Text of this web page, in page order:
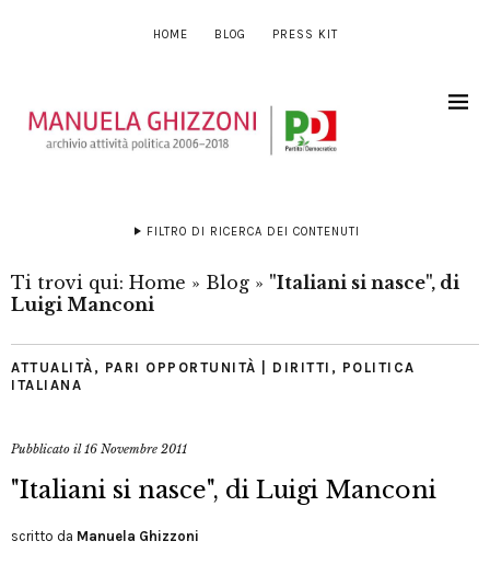
HOME BLOG PRESS KIT
FILTRO DI RICERCA DEI CONTENUTI
Ti trovi qui: Home » Blog » "Italiani si nasce", di
Luigi Manconi
ATTUALITÀ , PARI OPPORTUNITÀ | DIRITTI , POLITICA
ITALIANA
Pubblicato il16 Novembre 2011
"Italiani si nasce", di Luigi Manconi
scritto da Manuela Ghizzoni